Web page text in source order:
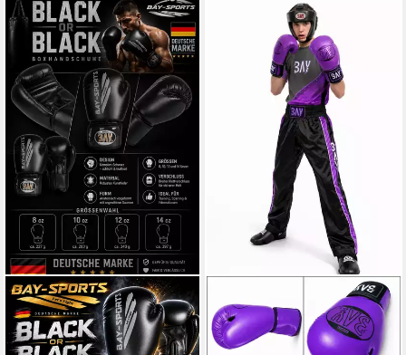
BAY-SPORTS
Boxhandschuhe Black ore
Black Box-Handschuhe
Boxhandschuhe Future stabil
& komfortabel für Boxen,